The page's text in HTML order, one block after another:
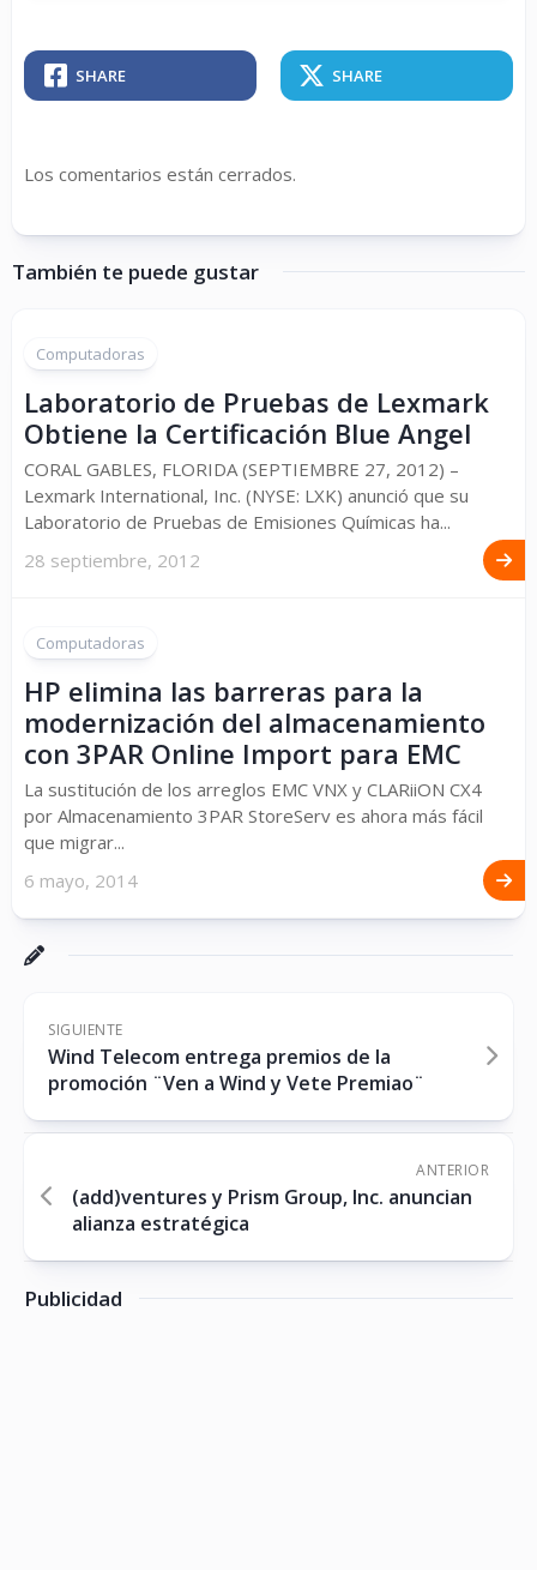
SHARE SHARE
Los comentarios están cerrados.
También te puede gustar
Computadoras
Laboratorio de Pruebas de Lexmark
Obtiene la Certificación Blue Angel
CORAL GABLES, FLORIDA (SEPTIEMBRE 27, 2012) –
Lexmark International, Inc. (NYSE: LXK) anunció que su
Laboratorio de Pruebas de Emisiones Químicas ha...
28 septiembre, 2012
Computadoras
HP elimina las barreras para la
modernización del almacenamiento
con 3PAR Online Import para EMC
La sustitución de los arreglos EMC VNX y CLARiiON CX4
por Almacenamiento 3PAR StoreServ es ahora más fácil
que migrar...
6 mayo, 2014
SIGUIENTE
Wind Telecom entrega premios de la
promoción ¨Ven a Wind y Vete Premiao¨
ANTERIOR
(add)ventures y Prism Group, Inc. anuncian
alianza estratégica
Publicidad